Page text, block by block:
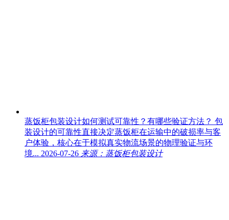
蒸饭柜包装设计如何测试可靠性？有哪些验证方法？ 包
装设计的可靠性直接决定蒸饭柜在运输中的破损率与客
户体验，核心在于模拟真实物流场景的物理验证与环
境... 2026-07-26 来源：蒸饭柜包装设计